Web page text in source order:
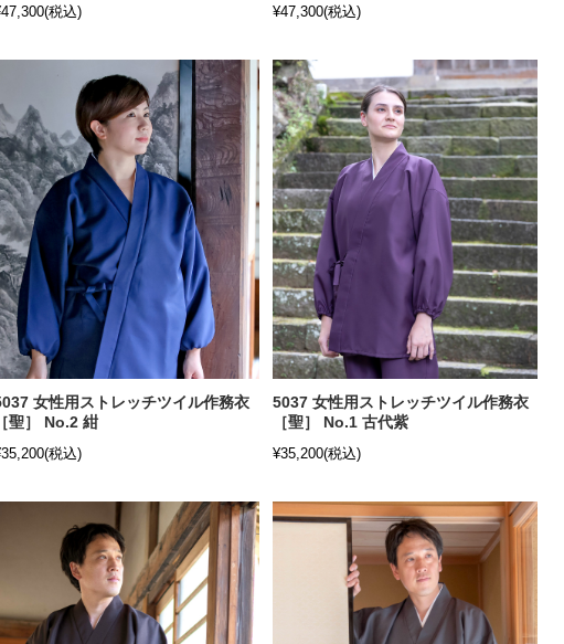
(税込) ¥47,300(税込)
女性用ストレッチツイル作務衣
［聖］ No.2 紺
(税込)
5037 女性用ストレッチツイル作務衣
［聖］ No.1 古代紫
¥35,200(税込)